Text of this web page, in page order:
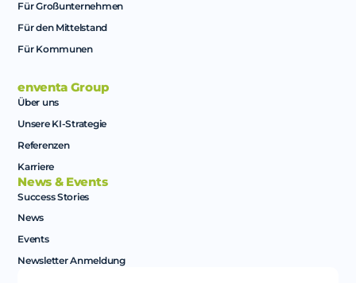
Für Großunternehmen
Für den Mittelstand
Für Kommunen
enventa Group
Über uns
Unsere KI-Strategie
Referenzen
Karriere
News & Events
Success Stories
News
Events
Newsletter Anmeldung